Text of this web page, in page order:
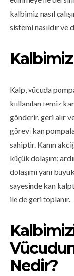
kalbimiz nasıl
sistemi nasıldır ve
Kalbimiz
Kalp, vücuda
kullanılan temiz
gönderir, geri alır
görevi kan
sahiptir. Kanın
küçük dolaşım;
dolaşımı yani
sayesinde kan
ile de geri toplanır.
Nedir?